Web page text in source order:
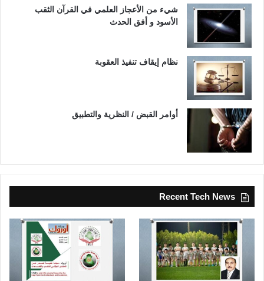
شيء من الأعجاز العلمي في القرآن الثقب
الأسود و أفق الحدث
نظام إيقاف تنفيذ العقوبة
أوامر القبض / النظرية والتطبيق
Recent Tech News